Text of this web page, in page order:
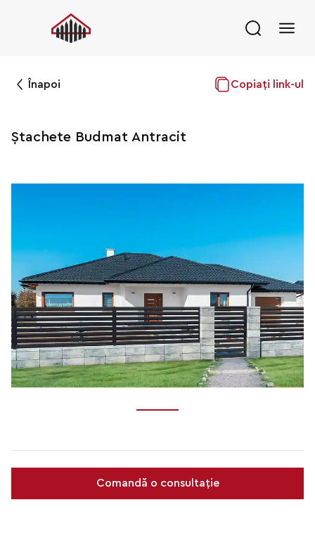
Înapoi Copiați link-ul
Ștachete Budmat Antracit
Comandă o consultație